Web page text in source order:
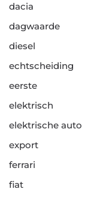
dacia
dagwaarde
diesel
echtscheiding
eerste
elektrisch
elektrische auto
export
ferrari
fiat